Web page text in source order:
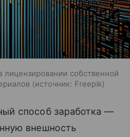
собственной
источник: Freepik
способ заработка —
внешность